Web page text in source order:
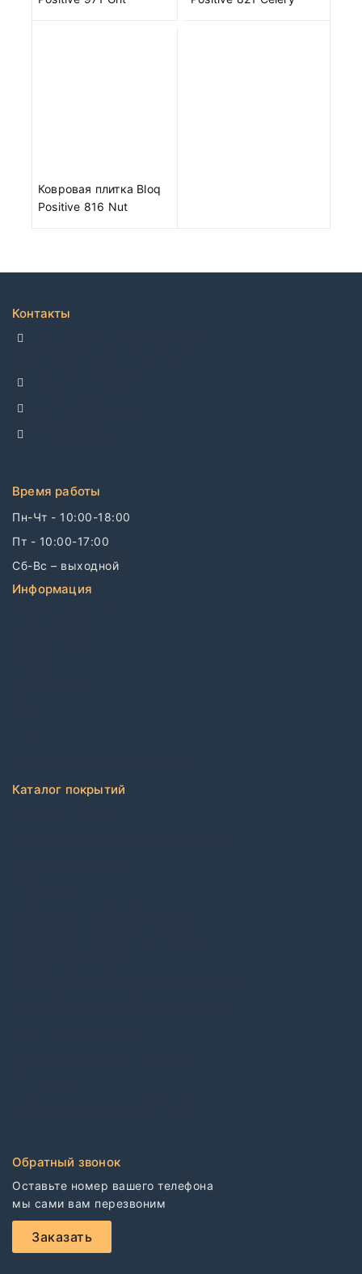
Ковровая плитка Bloq
Positive 816 Nut
Контакты
Время работы
Пн-Чт - 10:00-18:00
Пт - 10:00-17:00
Сб-Вс – выходной
Информация
Каталог покрытий
Обратный звонок
Оставьте номер вашего телефона
мы сами вам перезвоним
Заказать